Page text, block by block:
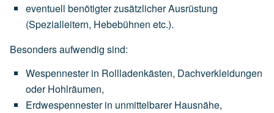
eventuell benötigterzusätzlicher Ausrüstung
(Spezialleitern, Hebebühnen etc.).
Besonders aufwendig sind:
Wespennester in Rollladenkästen, Dachverkleidungen
oder Hohlräumen,
Erdwespennester in unmittelbarer Hausnähe,